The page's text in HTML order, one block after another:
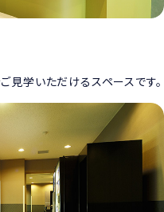
見学いただけるスペースです。